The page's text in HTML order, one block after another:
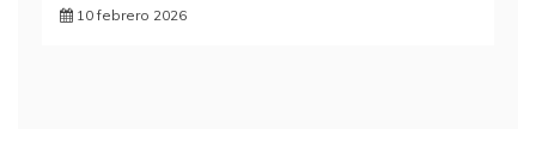
10 febrero 2026